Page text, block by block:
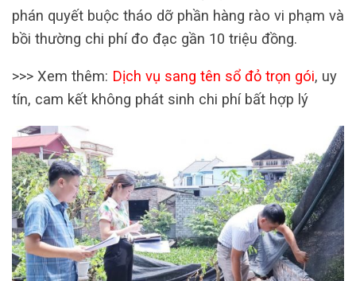
phán quyết buộc tháo dỡ phần hàng rào vi phạm và
bồi thường chi phí đo đạc gần 10 triệu đồng.
>>> Xem thêm: Dịch vụ sang tên sổ đỏ trọn gói, uy
tín, cam kết không phát sinh chi phí bất hợp lý